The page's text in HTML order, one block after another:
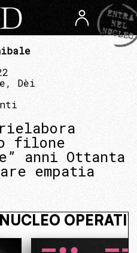
Dèi
filone
anni Ottanta
empatia
NEL NUCLEO